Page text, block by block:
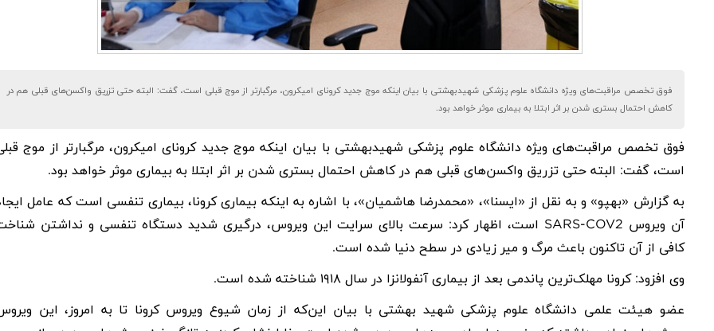
فوق تخصص مراقبت‌های ویژه دانشگاه علوم پزشکی شهیدبهشتی با بیان اینکه موج جدید کرونای امیکرون، مرگبارتر از موج قبلی است، گفت: البته حتی تزریق واکسن‌های قبلی هم در
کاهش احتمال بستری شدن بر اثر ابتلا به بیماری موثر خواهد بود.
فوق تخصص مراقبت‌های ویژه دانشگاه علوم پزشکی شهیدبهشتی با بیان اینکه موج جدید کرونای امیکرون، مرگبارتر از موج
است، گفت: البته حتی تزریق واکسن‌های قبلی هم در کاهش احتمال بستری شدن بر اثر ابتلا به بیماری موثر خواهد بود.
به گزارش «بهپو» و به نقل از «ایسنا»،‌ «محمدرضا هاشمیان»، با اشاره به اینکه بیماریکرونا، بیماری تنفسی است که عامل
آن ویروس SARS-COV2 است، اظهار کرد: سرعت بالای سرایت این ویروس، درگیری شدید دستگاه تنفسی و نداشتن
کافی از آن تاکنون باعث مرگ و میر زیادی در سطح دنیا شده است.
وی افزود: کرونا مهلک‌ترین پاندمی بعد از بیماری آنفولانزا در سال ۱۹۱۸ شناخته شده است
.
عضو هیئت علمی دانشگاه علوم پزشکی شهید بهشتی با بیان این‌که از زمان شیوع ویروس کرونا تا به امروز، این